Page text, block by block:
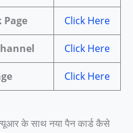
Page Click Here
Click Here
Click Here
के साथ नया पैन कार्ड कैसे